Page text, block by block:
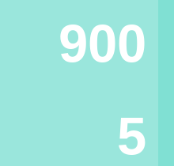
900
5